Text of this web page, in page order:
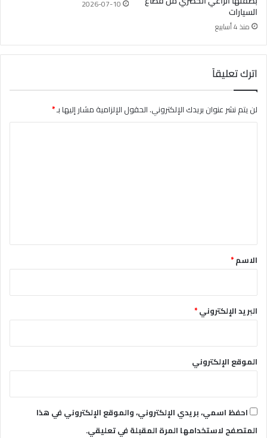
السيارات
منذ 4 أسابيع
2026-07-10
اترك تعليقاً
لن يتم نشر عنوان بريدك الإلكتروني.الحقول الإلزامية مشار إليها بـ*
*الاسم*
البريد الإلكتروني*
الموقع الإلكتروني
احفظ اسمي، بريدي الإلكتروني، والموقع الإلكتروني في هذا
المتصفح لاستخدامها المرة المقبلة في تعليقي.